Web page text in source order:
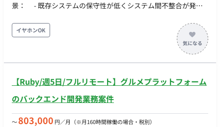
景： - 既存システムの保守性が低くシステム間不整合が発生
る課題を解決するために、リファクタリングを全面的に実施す
ることとなった。 ・補足事項： - 初回契約期間：1カ月間（そ
の後1~3か月毎更新） - PC貸与：有り（基本Mac※Windows
希望の場合はあらかじめご相談ください。） - 2回目面談は60
の開発環境の準備がMustになります。
イヤホンOK
【Ruby/週5日/フルリモート】グルメプラットフォーム
のバックエンド開発業務案件
〜803,000 円／月 （※月160時間稼働の場合・税別）